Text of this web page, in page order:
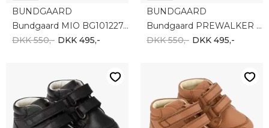
BUNDGAARD
Bundgaard MIO BG101227-5385
DKK 550,- DKK 495,-
BUNDGAARD
Bundgaard PREWALKER BG501024-5185
DKK 550,- DKK 495,-